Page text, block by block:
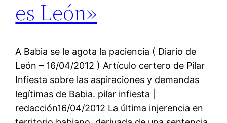
es León»
A Babia se le agota la paciencia ( Diario de
León – 16/04/2012 ) Artículo certero de Pilar
Infiesta sobre las aspiraciones y demandas
legítimas de Babia. pilar infiesta |
redacción16/04/2012 La última injerencia en